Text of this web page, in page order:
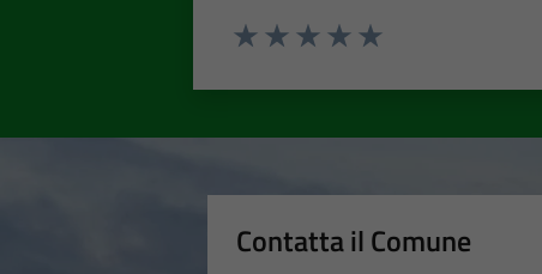
Contatta il Comune